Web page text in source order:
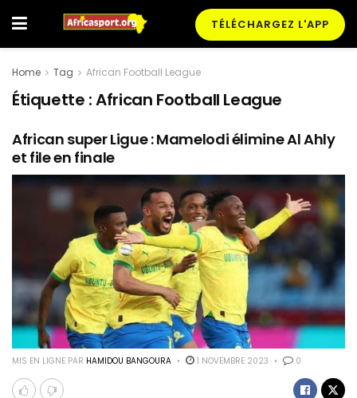
TÉLÉCHARGEZ L'APP
Home Tag African Football League
Étiquette :African Football League
African super Ligue : Mamelodi élimine Al Ahly
et file en finale
MIS EN LIGNE PAR HAMIDOU BANGOURA 1 NOVEMBRE 2023 0